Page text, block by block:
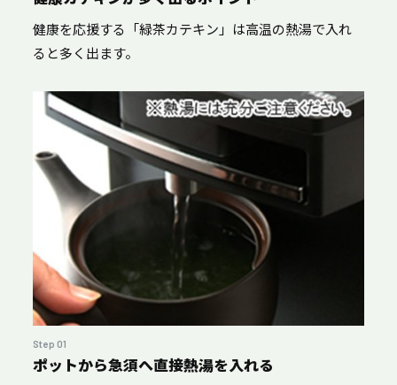
健康を応援する「緑茶カテキン」は高温の熱湯で入れ
ると多く出ます。
Step 01
ポットから急須へ直接熱湯を入れる